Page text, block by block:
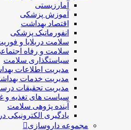
آمارزیستی
آموزش پزشکی
اقتصاد بهداشت
انفورماتیک پزشکی
سلامت دربلايا و
سلامت و رفاه
سیاستگذاری سلامت
مدیریت اطلاعات
مدیریت خدمات
مدیریت تحقیقات
سیاست های تغذیه و
آینده پژوهی سلامت
یادگیری الکترونیکی
مجموعه داروسازی